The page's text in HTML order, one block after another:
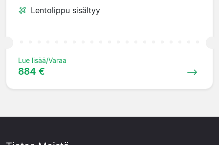
Lentolippu sisältyy
Lue lisää/Varaa
884 €